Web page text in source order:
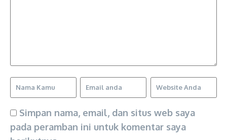
Simpan nama, email, dan situs web saya
pada peramban ini untuk komentar saya